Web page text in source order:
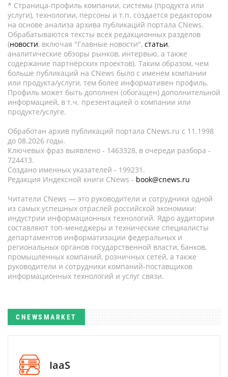
* Страница-профиль компании, системы (продукта или
услуги), технологии, персоны и т.п. создается редактором
на основе анализа архива публикаций портала CNews.
Обрабатываются тексты всех редакционных разделов
(новости, включая "Главные новости", статьи,
аналитические обзоры рынков, интервью, а также
содержание партнёрских проектов). Таким образом, чем
больше публикаций на CNews было с именем компании
или продукта/услуги, тем более информативен профиль.
Профиль может быть дополнен (обогащен) дополнительной
информацией, в т.ч. презентацией о компании или
продукте/услуге.
Обработан архив публикаций портала CNews.ru c 11.1998
до 08.2026 годы.
Ключевых фраз выявлено - 1463328, в очереди разбора -
724413.
Создано именных указателей - 199231.
Редакция Индексной книги CNews - book@cnews.ru
Читатели CNews — это руководители и сотрудники одной
из самых успешных отраслей российской экономики:
индустрии информационных технологий. Ядро аудитории
составляют топ-менеджеры и технические специалисты
департаментов информатизации федеральных и
региональных органов государственной власти, банков,
промышленных компаний, розничных сетей, а также
руководители и сотрудники компаний-поставщиков
информационных технологий и услуг связи.
CNEWSMARKET
IaaS